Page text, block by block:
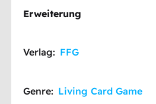
Erweiterung
Verlag: FFG
Genre: Living Card Game